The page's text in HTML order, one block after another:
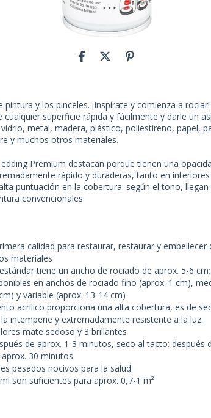
y los pinceles. ¡Inspírate y comienza a
superficie rápida y fácilmente y darle un
metal, madera, plástico, poliestireno, papel,
y muchos otros materiales.
Premium destacan porque tienen una
rápido y duraderas, tanto en
puntuación en la cobertura: según el tono,
convencionales.
calidad para restaurar, restaurar y
materiales
tiene un ancho de rociado de aprox. 5-6
en anchos de rociado fino (aprox. 1 cm),
y variable (aprox. 13-14 cm)
acrílico proporciona una alta cobertura, es de
intemperie y extremadamente resistente a la luz.
mate sedoso y 3 brillantes
de aprox. 1-3 minutos, seco al tacto: después
30 minutos
pesados nocivos para la salud
son suficientes para aprox. 0,7-1 m²